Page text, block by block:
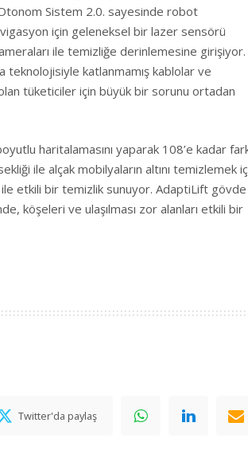
Sistem 2.0. sayesinde robot
için geleneksel bir lazer sensörü
ile temizliğe derinlemesine girişiyor.
teknolojisiyle katlanmamış kablolar ve
tüketiciler için büyük bir sorunu ortadan
haritalamasını yaparak 108’e kadar
ile alçak mobilyaların altını temizlemek
etkili bir temizlik sunuyor. AdaptiLift gövde
köşeleri ve ulaşılması zor alanları etkili bir
Twitter'da paylaş